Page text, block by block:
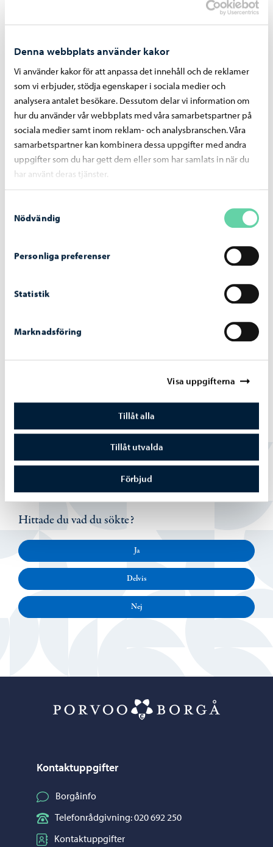
Denna webbplats använder kakor
Vi använder kakor för att anpassa det innehåll och de reklamer
som vi erbjuder, stödja egenskaper i sociala medier och
analysera antalet besökare. Dessutom delar vi information om
hur du använder vår webbplats med våra samarbetspartner på
sociala medier samt inom reklam- och analysbranschen. Våra
samarbetspartner kan kombinera dessa uppgifter med andra
uppgifter som du har gett dem eller som har samlats in när du
har använt deras tjänster.
Nödvändig
Personliga preferenser
Statistik
Marknadsföring
Visa uppgifterna
Tillåt alla
Tillåt utvalda
Förbjud
– arbetet inleds den 29.9
Borgå vatten-24.07.2026
Borgå vatten avlägsnar reglerstationen på
Gammelbackavägen – arbetet inleds den 29
juli
Borgå vatten -07.07.2026
Bräddningar vid pumpstationer på grund av
störtregn 4. – 5.7.2026
Vattentjänstarbeten i Haikobranten 2
området framskrider
Hittade du vad du sökte?
Ja
Delvis
Nej
Kontaktuppgifter
Borgåinfo
Telefonrådgivning: 020 692 250
Kontaktuppgifter